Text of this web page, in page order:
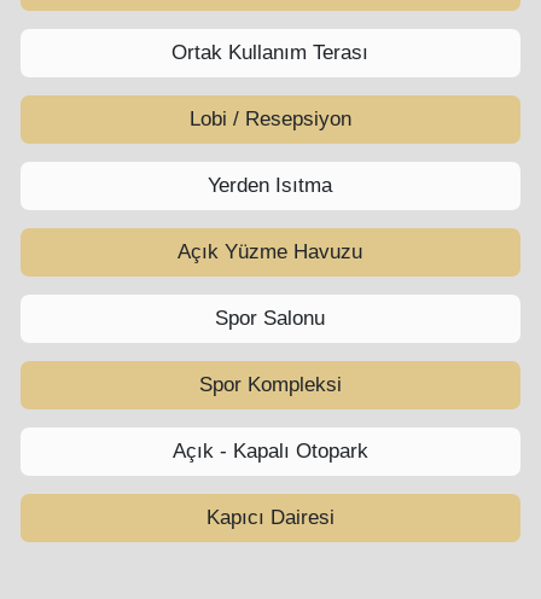
Ortak Kullanım Terası
Lobi / Resepsiyon
Yerden Isıtma
Açık Yüzme Havuzu
Spor Salonu
Spor Kompleksi
Açık - Kapalı Otopark
Kapıcı Dairesi